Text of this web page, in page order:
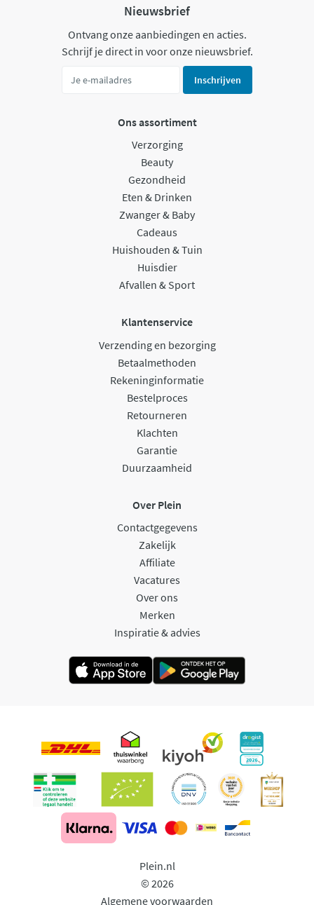
Nieuwsbrief
Ontvang onze aanbiedingen en acties.
Schrijf je direct in voor onze nieuwsbrief.
Inschrijven
Ons assortiment
Verzorging
Beauty
Gezondheid
Eten & Drinken
Zwanger & Baby
Cadeaus
Huishouden & Tuin
Huisdier
Afvallen & Sport
Klantenservice
Verzending en bezorging
Betaalmethoden
Rekeninginformatie
Bestelproces
Retourneren
Klachten
Garantie
Duurzaamheid
Over Plein
Contactgegevens
Zakelijk
Affiliate
Vacatures
Over ons
Merken
Inspiratie & advies
Plein.nl
© 2026
Algemene voorwaarden